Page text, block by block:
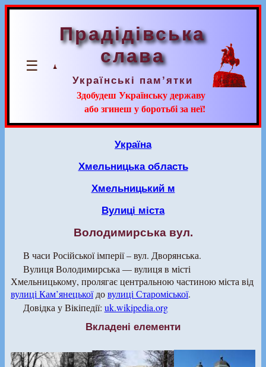
☰
Прадідівська
слава
Українські пам’ятки
Здобудеш Українську державу
або згинеш у боротьбі за неї!
Україна
Хмельницька область
Хмельницький м
Вулиці міста
Володимирська вул.
В часи Російської імперії – вул. Дворянська.
Вулиця Володимирська — вулиця в місті
Хмельницькому, пролягає центральною частиною міста від
вулиці Кам’янецькоїдовулиці Староміської.
Довідка у Вікіпедії: uk.wikipedia.org
Вкладені елементи